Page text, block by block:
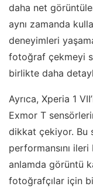
daha net
aynı zamanda
deneyimleri
fotoğraf çekmeyi
birlikte daha
Ayrıca, Xperia 1
Exmor T
dikkat çekiyor. Bu
performansını
anlamda görüntü
fotoğrafçılar için